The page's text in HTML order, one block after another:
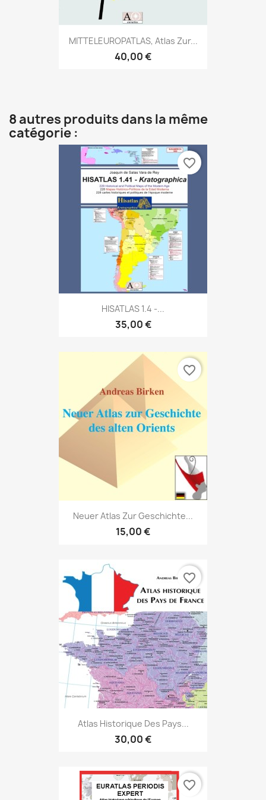
MITTELEUROPATLAS, Atlas Zur...
40,00 €
8 autres produits dans la même
catégorie :
HISATLAS 1.4 -...
35,00 €
favorite_border
Neuer Atlas Zur Geschichte...
15,00 €
favorite_border
Atlas Historique Des Pays...
30,00 €
favorite_border
favorite_border